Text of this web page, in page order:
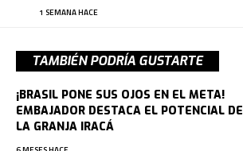
1 SEMANA HACE
TAMBIÉN PODRÍA GUSTARTE
¡BRASIL PONE SUS OJOS EN EL META!
EMBAJADOR DESTACA EL POTENCIAL DE
LA GRANJA IRACÁ